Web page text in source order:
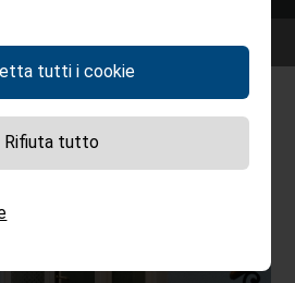
Home Ape
tutti i cookie
Rifiuta tutto